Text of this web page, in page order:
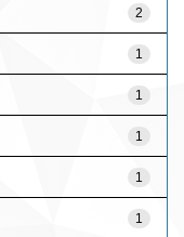
2
1
1
1
1
1